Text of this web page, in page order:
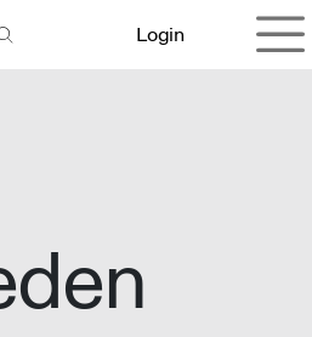
Login